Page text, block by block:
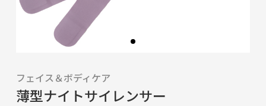
フェイス＆ボディケア
薄型ナイトサイレンサー